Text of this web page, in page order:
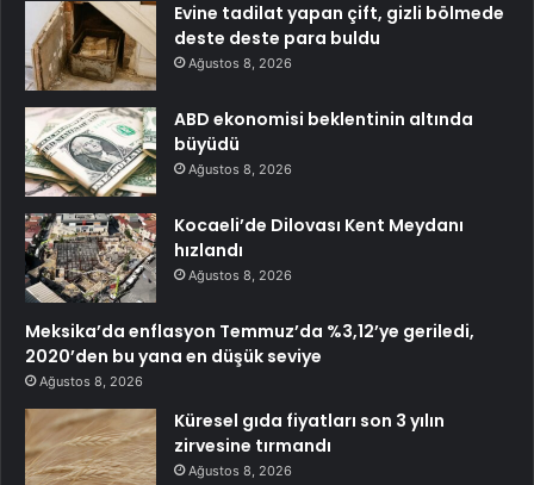
Evine tadilat yapan çift, gizli bölmede
deste deste para buldu
Ağustos 8, 2026
ABD ekonomisi beklentinin altında
büyüdü
Ağustos 8, 2026
Kocaeli’de Dilovası Kent Meydanı
hızlandı
Ağustos 8, 2026
Meksika’da enflasyon Temmuz’da %3,12’ye geriledi,
2020’den bu yana en düşük seviye
Ağustos 8, 2026
Küresel gıda fiyatları son 3 yılın
zirvesine tırmandı
Ağustos 8, 2026